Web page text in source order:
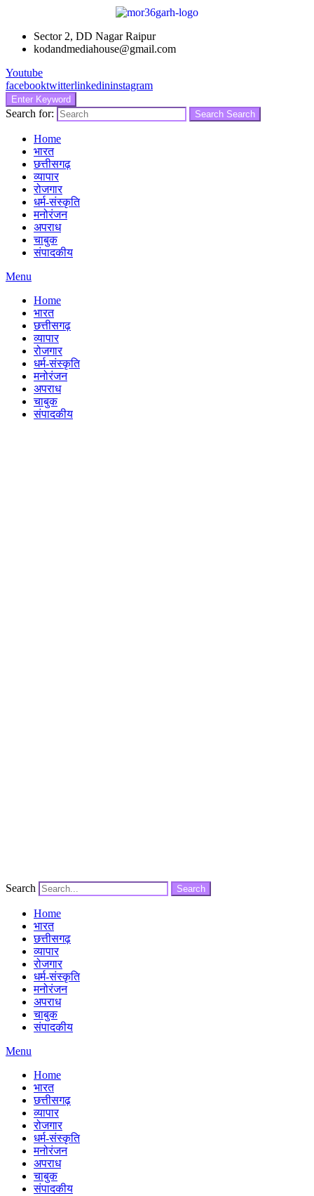
Sector 2, DD Nagar Raipur
kodandmediahouse@gmail.com
Youtube
facebooktwitterlinkedininstagram
Enter Keyword
Search for: Search Search
Home
भारत
छत्तीसगढ़
व्यापार
रोजगार
धर्म-संस्कृति
मनोरंजन
अपराध
चाबुक
संपादकीय
Menu
Home
भारत
छत्तीसगढ़
व्यापार
रोजगार
धर्म-संस्कृति
मनोरंजन
अपराध
चाबुक
संपादकीय
Search Search
Home
भारत
छत्तीसगढ़
व्यापार
रोजगार
धर्म-संस्कृति
मनोरंजन
अपराध
चाबुक
संपादकीय
Menu
Home
भारत
छत्तीसगढ़
व्यापार
रोजगार
धर्म-संस्कृति
मनोरंजन
अपराध
चाबुक
संपादकीय